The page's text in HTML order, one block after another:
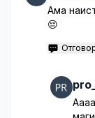
Ама
😔